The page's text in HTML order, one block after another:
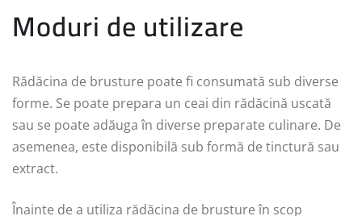
Moduri de utilizare
Rădăcina de brusture poate fi consumată sub diverse
forme. Se poate prepara un ceai din rădăcină uscată
sau se poate adăuga în diverse preparate culinare. De
asemenea, este disponibilă sub formă de tinctură sau
extract.
Înainte de a utiliza rădăcina de brusture în scop